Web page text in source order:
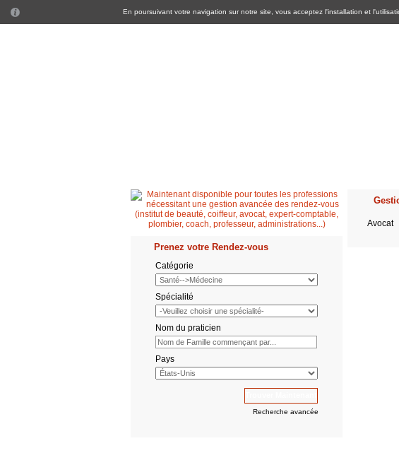
En poursuivant votre navigation sur notre site, vous acceptez l'installation et
Prenez votre Rendez-vous
Catégorie
Spécialité
Nom du praticien
Pays
Recherche avancée
Avocat